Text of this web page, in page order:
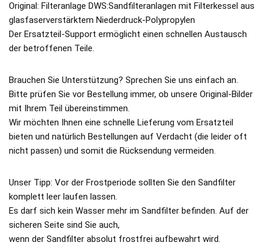
Original: Filteranlage DWS:Sandfilteranlagen mit Filterkessel aus
glasfaserverstärktem Niederdruck-Polypropylen
Der Ersatzteil-Support ermöglicht einen schnellen Austausch
der betroffenen Teile.
Brauchen Sie Unterstützung? Sprechen Sie uns einfach an.
Bitte prüfen Sie vor Bestellung immer, ob unsere Original-Bilder
mit Ihrem Teil übereinstimmen.
Wir möchten Ihnen eine schnelle Lieferung vom Ersatzteil
bieten und natürlich Bestellungen auf Verdacht (die leider oft
nicht passen) und somit die Rücksendung vermeiden.
Unser Tipp: Vor der Frostperiode sollten Sie den Sandfilter
komplett leer laufen lassen.
Es darf sich kein Wasser mehr im Sandfilter befinden. Auf der
sicheren Seite sind Sie auch,
wenn der Sandfilter absolut frostfrei aufbewahrt wird.